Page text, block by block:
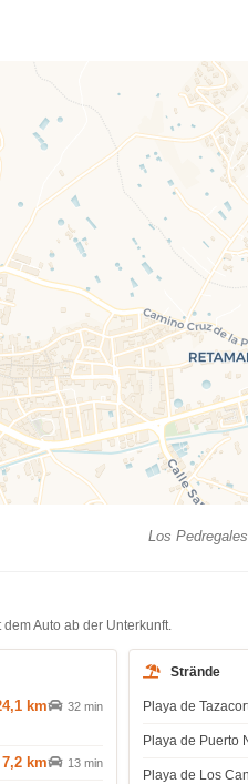
Los
Auto ab der Unterkunft.
km 32 min
7,2 km 13 min
Strände
Playa de
Playa de Puerto
Playa de Los